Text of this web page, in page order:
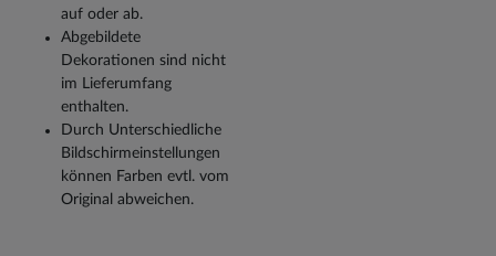
auf oder ab.
Abgebildete
Dekorationen sind nicht
im Lieferumfang
enthalten.
Durch Unterschiedliche
Bildschirmeinstellungen
können Farben evtl. vom
Original abweichen.